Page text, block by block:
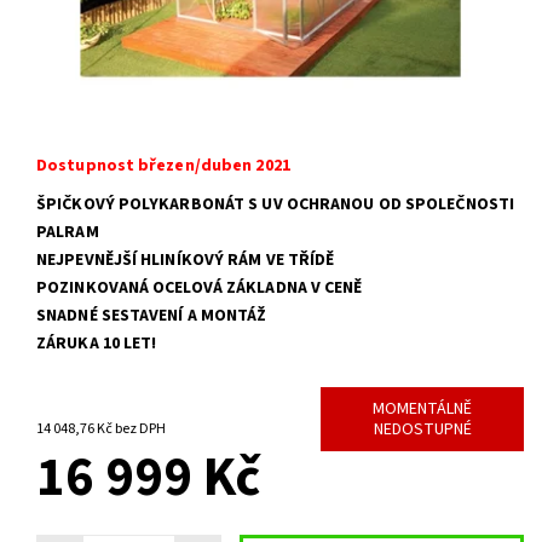
Dostupnost březen/duben 2021
ŠPIČKOVÝ POLYKARBONÁT S UV OCHRANOU OD SPOLEČNOSTI
PALRAM
NEJPEVNĚJŠÍ HLINÍKOVÝ RÁM VE TŘÍDĚ
POZINKOVANÁ OCELOVÁ ZÁKLADNA V CENĚ
SNADNÉ SESTAVENÍ A MONTÁŽ
ZÁRUKA 10 LET!
14 048,76 Kč bez DPH
MOMENTÁLNĚ
NEDOSTUPNÉ
16 999 Kč